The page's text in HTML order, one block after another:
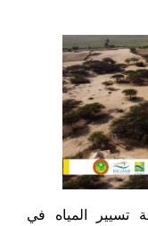
تسيير المياه في